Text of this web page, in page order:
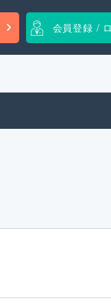
会員登録 /